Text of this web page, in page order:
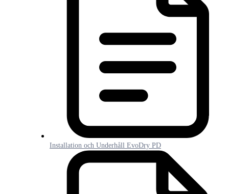
Installation och Underhåll EvoDry PD